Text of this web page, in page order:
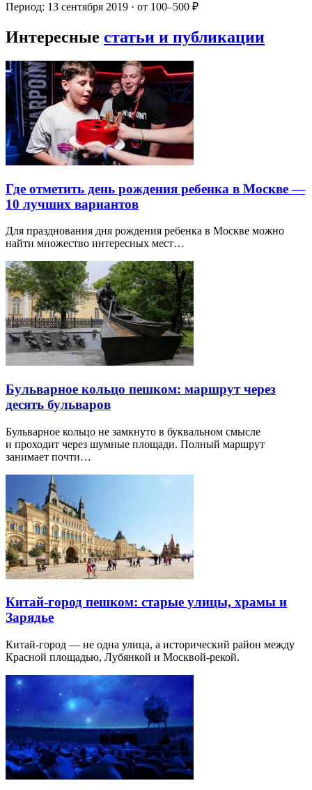
Период: 13 сентября 2019 · от 100–500 ₽
Интересные статьи и публикации
Где отметить день рождения ребенка в Москве —
10 лучших вариантов
Для празднования дня рождения ребенка в Москве можно
найти множество интересных мест…
Бульварное кольцо пешком: маршрут через
десять бульваров
Бульварное кольцо не замкнуто в буквальном смысле
и проходит через шумные площади. Полный маршрут
занимает почти…
Китай-город пешком: старые улицы, храмы и
Зарядье
Китай-город — не одна улица, а исторический район между
Красной площадью, Лубянкой и Москвой-рекой.